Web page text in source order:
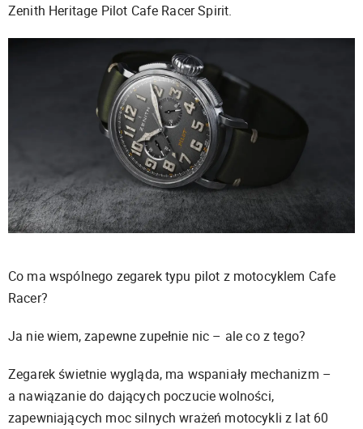
Zenith Heritage Pilot Cafe Racer Spirit.
Co ma wspólnego zegarek typu pilot z motocyklem Cafe
Racer?
Ja nie wiem, zapewne zupełnie nic – ale co z tego?
Zegarek świetnie wygląda, ma wspaniały mechanizm –
a nawiązanie do dających poczucie wolności,
zapewniających moc silnych wrażeń motocykli z lat 60